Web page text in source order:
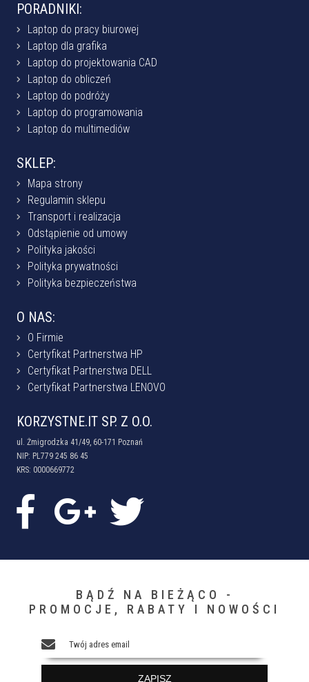
PORADNIKI:
Laptop do pracy biurowej
Laptop dla grafika
Laptop do projektowania CAD
Laptop do obliczeń
Laptop do podróży
Laptop do programowania
Laptop do multimediów
SKLEP:
Mapa strony
Regulamin sklepu
Transport i realizacja
Odstąpienie od umowy
Polityka jakości
Polityka prywatności
Polityka bezpieczeństwa
O NAS:
O Firmie
Certyfikat Partnerstwa HP
Certyfikat Partnerstwa DELL
Certyfikat Partnerstwa LENOVO
KORZYSTNE.IT SP. Z O.O.
ul. Żmigrodzka 41/49, 60-171 Poznań
NIP: PL779 245 86 45
KRS: 0000669772
BĄDŹ NA BIEŻĄCO -
PROMOCJE, RABATY I NOWOŚCI